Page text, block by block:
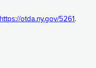
https://otda.ny.gov/5261 .